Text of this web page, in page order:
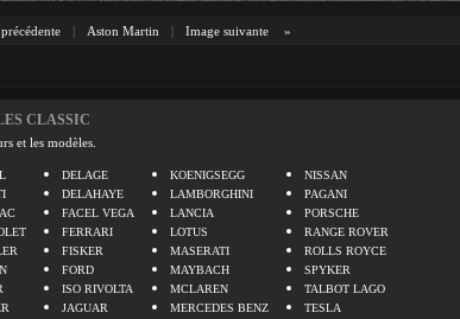
| Aston Martin | Image suivante »
CLASSIC
et les modèles.
DELAGE
DELAHAYE
FACEL VEGA
FERRARI
FISKER
FORD
ISO RIVOLTA
JAGUAR
KOENIGSEGG
LAMBORGHINI
LANCIA
LOTUS
MASERATI
MAYBACH
MCLAREN
MERCEDES BENZ
NISSAN
PAGANI
PORSCHE
RANGE ROVER
ROLLS ROYCE
SPYKER
TALBOT LAGO
TESLA